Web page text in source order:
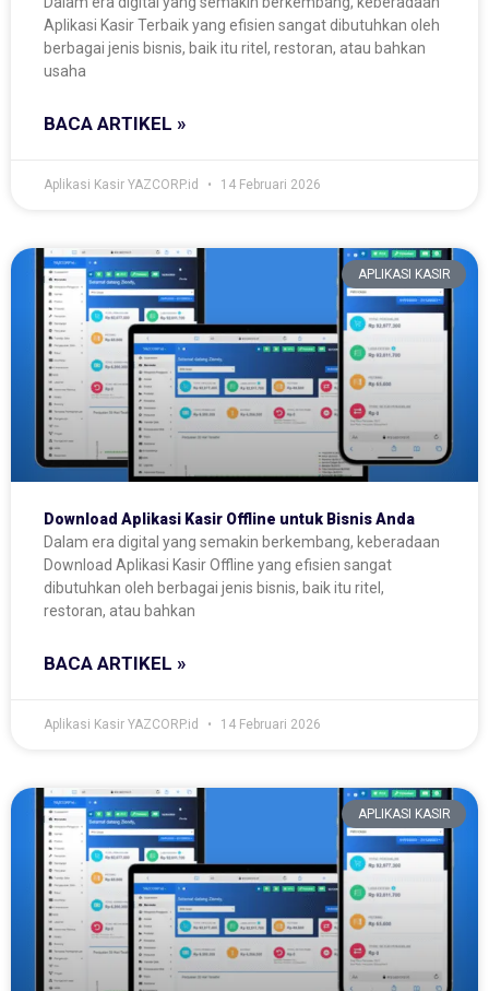
Aplikasi Kasir Terbaik yang efisien sangat dibutuhkan oleh
berbagai jenis bisnis, baik itu ritel, restoran, atau bahkan
usaha
BACA ARTIKEL »
Aplikasi Kasir YAZCORP.id 14 Februari 2026
APLIKASI KASIR
Download Aplikasi Kasir Offline untuk Bisnis Anda
Dalam era digital yang semakin berkembang, keberadaan
Download Aplikasi Kasir Offline yang efisien sangat
dibutuhkan oleh berbagai jenis bisnis, baik itu ritel,
restoran, atau bahkan
BACA ARTIKEL »
Aplikasi Kasir YAZCORP.id 14 Februari 2026
APLIKASI KASIR